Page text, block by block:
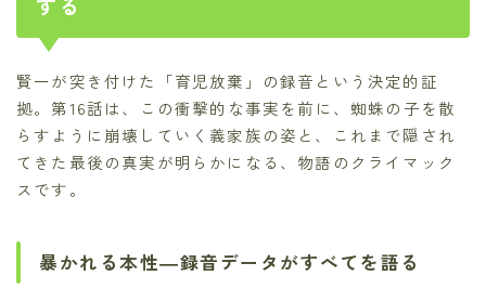
賢一が突き付けた「育児放棄」の録音という決定的証
拠。第16話は、この衝撃的な事実を前に、蜘蛛の子を散
らすように崩壊していく義家族の姿と、これまで隠され
てきた最後の真実が明らかになる、物語のクライマック
スです。
暴かれる本性―録音データがすべてを語る